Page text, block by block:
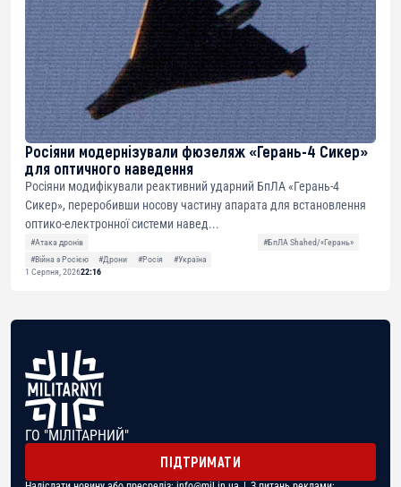
Росіяни модернізували фюзеляж «Герань-4 Сикер»
для оптичного наведення
Росіяни модифікували реактивний ударний БпЛА «Герань-4
Сикер», переробивши носову частину апарата для встановлення
оптико-електронної системи навед...
#Атака дронів
#БпЛА Shahed/«Герань»
#Війна з Росією
#Дрони #Росія
#Україна
1 Серпня, 202622:16
ГО "МІЛІТАРНИЙ"
ПІДТРИМАТИ